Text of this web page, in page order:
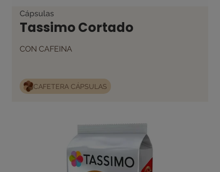
Cápsulas
Tassimo Cortado
CON CAFEINA
CAFETERA CÁPSULAS